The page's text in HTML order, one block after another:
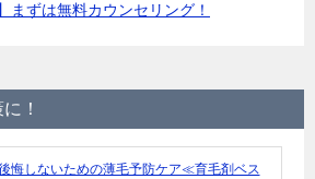
まずは無料カウンセリング！
！
悔しないための薄毛予防ケア≪育毛剤ベス